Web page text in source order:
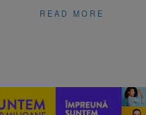
READ MORE